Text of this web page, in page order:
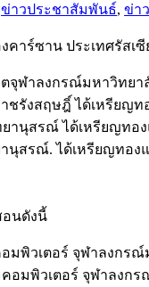
ข่าวประชาสัมพันธ์, ข่า
คาร์ซาน ประเทศรัสเ
จุฬาลงกรณ์มหาวิทยา
ชรังสฤษฎิ์ ได้เหรียญท
านุสรณ์ ได้เหรียญทอง
นุสรณ์. ได้เหรียญทอง
อนดังนี้
พิวเตอร์ จุฬาลงกร
มพิวเตอร์ จุฬาลงก